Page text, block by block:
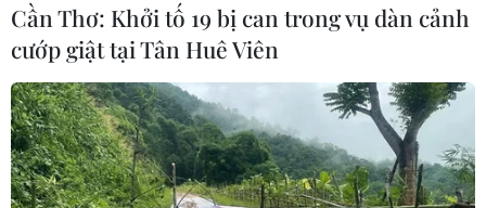
CƠ QUAN CHỦ QUẢN: THÔNG TẤN XÃ VIỆT NAM
Tổng Biên tập: TRẦN TIẾN DUẨN
Cần Thơ: Khởi tố 19 bị can trong vụ dàn cảnh
cướp giật tại Tân Huê Viên